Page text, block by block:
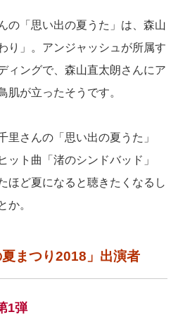
の「思い出の夏うた」は、森山
り」。アンジャッシュが所属す
ィングで、森山直太朗さんにア
肌が立ったそうです。
里さんの「思い出の夏うた」
ット曲「渚のシンドバッド」
ほど夏になると聴きたくなるし
か。
まつり2018」出演者
1弾